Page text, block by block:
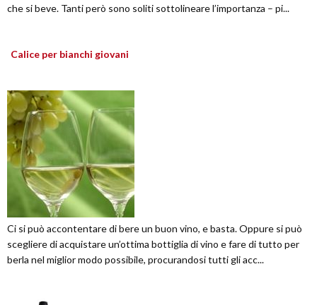
che si beve. Tanti però sono soliti sottolineare l’importanza – pi...
Calice per bianchi giovani
Ci si può accontentare di bere un buon vino, e basta. Oppure si può
scegliere di acquistare un’ottima bottiglia di vino e fare di tutto per
berla nel miglior modo possibile, procurandosi tutti gli acc...